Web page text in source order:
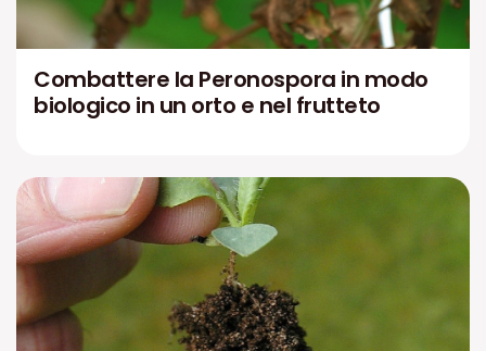
Combattere la Peronospora in modo
biologico in un orto e nel frutteto